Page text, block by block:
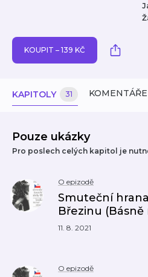
KOUPIT – 139 KČ
KAPITOLY 31 KOMENTÁŘE
Pouze ukázky
Pro poslech celých kapitol je
O epizodě
Smuteční
Březinu (Básně
11. 8. 2021
O epizodě